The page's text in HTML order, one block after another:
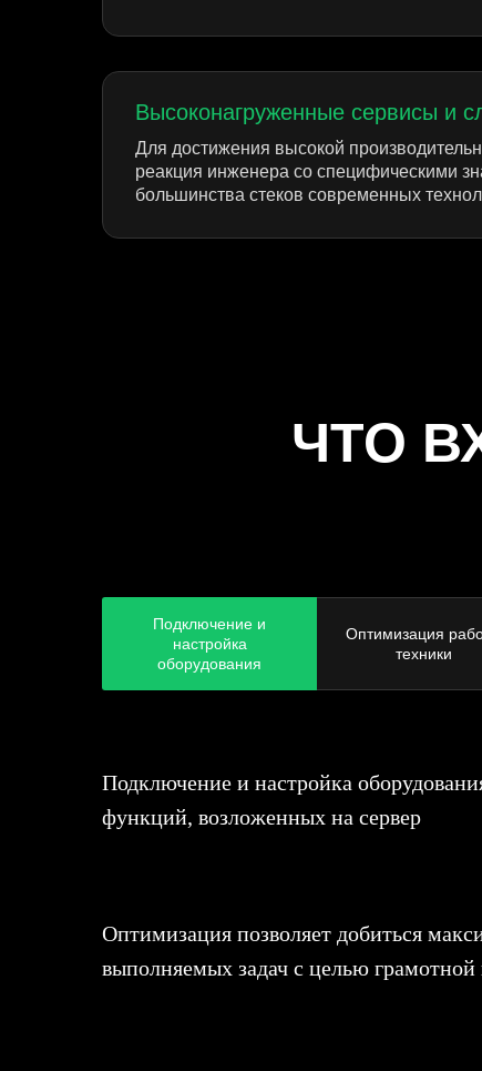
Высоконагруженные сервисы и
Для достижения высокой
реакция инженера со специфическими
большинства стеков современных
ЧТО
Подключение и
настройка
оборудования
Оптимизация
техники
Подключение и настройка
функций, возложенных на сервер
Оптимизация позволяет добиться
выполняемых задач с целью